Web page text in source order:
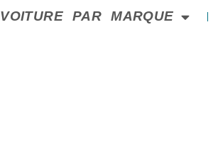
VOITURE PAR MARQUE